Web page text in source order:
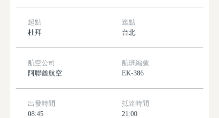
起點
杜拜
迄點
台北
航空公司
阿聯酋航空
航班編號
EK-386
出發時間
08:45
抵達時間
21:00